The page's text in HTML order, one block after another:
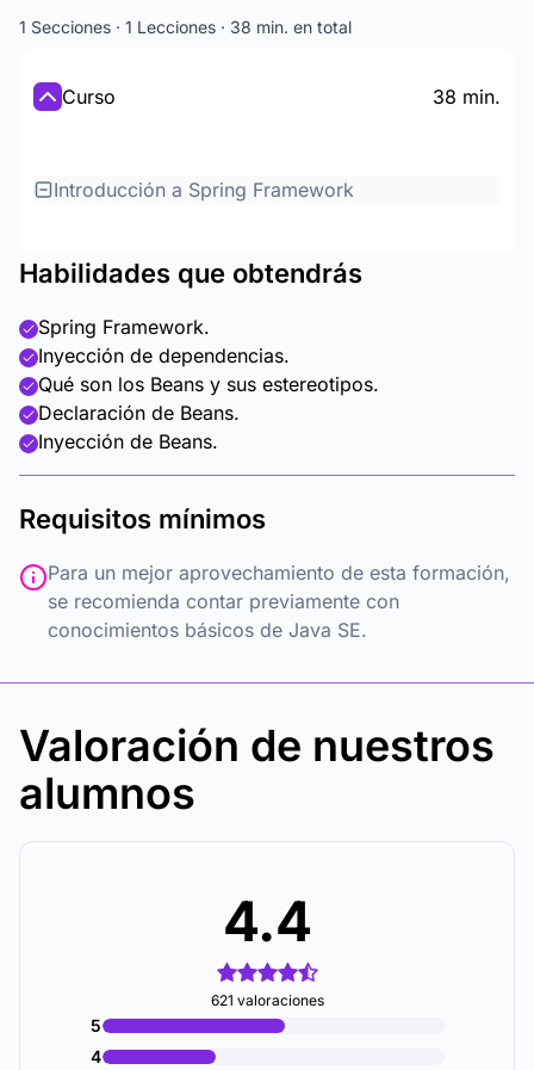
1 Secciones · 1 Lecciones · 38 min. en total
Curso 38 min.
Introducción a Spring Framework
Habilidades que obtendrás
Spring Framework.
Inyección de dependencias.
Qué son los Beans y sus estereotipos.
Declaración de Beans.
Inyección de Beans.
Requisitos mínimos
Para un mejor aprovechamiento de esta formación,
se recomienda contar previamente con
conocimientos básicos de Java SE.
Valoración de nuestros
alumnos
4.4
621 valoraciones
5
4